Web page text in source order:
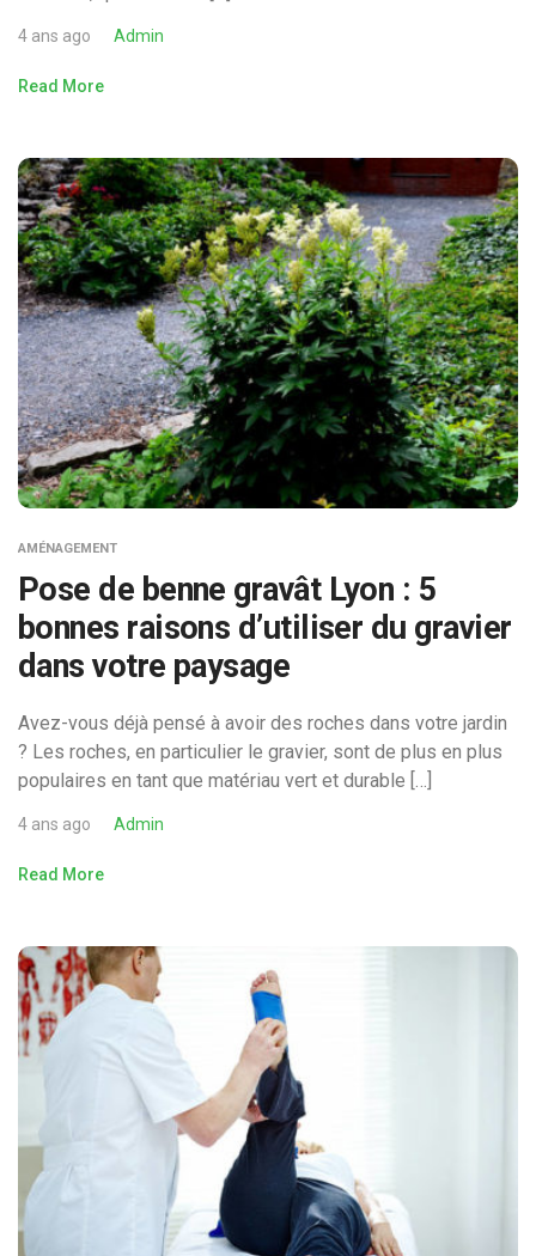
4 ans ago Admin
Read More
AMÉNAGEMENT
Pose de benne gravât Lyon : 5
bonnes raisons d’utiliser du gravier
dans votre paysage
Avez-vous déjà pensé à avoir des roches dans votre jardin
? Les roches, en particulier le gravier, sont de plus en plus
populaires en tant que matériau vert et durable […]
4 ans ago Admin
Read More